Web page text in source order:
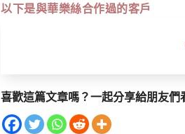
以下是與華樂絲合作過的客戶
喜歡這篇文章嗎？一起分享給朋友們